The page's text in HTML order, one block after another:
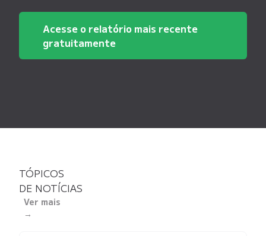
Acesse o relatório mais recente
gratuitamente
TÓPICOS
DE NOTÍCIAS
Ver mais
→